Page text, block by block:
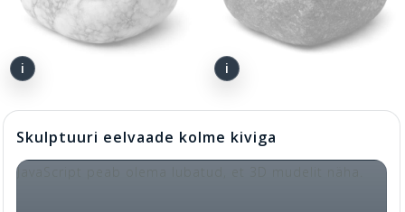
Skulptuuri eelvaade kolme kiviga
JavaScript peab olema lubatud, et 3D mudelit näha.